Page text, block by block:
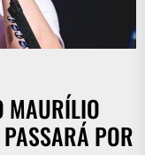
MAURÍLIO
PASSARÁ POR